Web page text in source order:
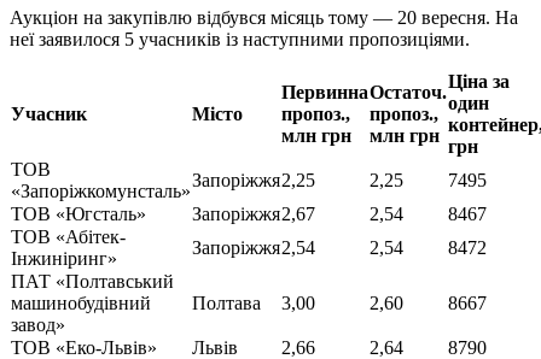
Аукціон на закупівлю відбувся місяць тому — 20 вересня. На
неї заявилося 5 учасників із наступними пропозиціями.
Учасник Місто
Первинна
пропоз.,
млн грн
Остаточ.
пропоз.,
млн грн
Ціна за
один
грн
ТОВ
«Запоріжкомунсталь»
Запоріжжя2,25 2,25
7495
ТОВ «Югсталь»
Запоріжжя2,67 2,54
8467
ТОВ «Абітек-
Інжиніринг»
Запоріжжя2,54 2,54
8472
ПАТ «Полтавський
машинобудівний
завод»
Полтава 3,00 2,60 8667
ТОВ «Еко-Львів» Львів 2,66 2,64 8790